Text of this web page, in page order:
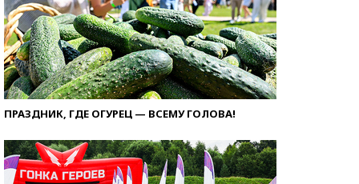
ПРАЗДНИК, ГДЕ ОГУРЕЦ — ВСЕМУ ГОЛОВА!